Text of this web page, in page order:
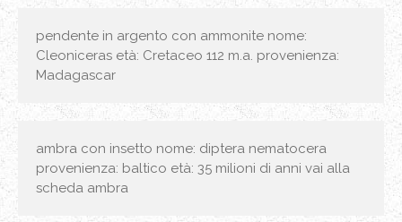
pendente in argento con ammonite nome:
Cleoniceras età: Cretaceo 112 m.a. provenienza:
Madagascar
ambra con insetto nome: diptera nematocera
provenienza: baltico età: 35 milioni di anni vai alla
scheda ambra